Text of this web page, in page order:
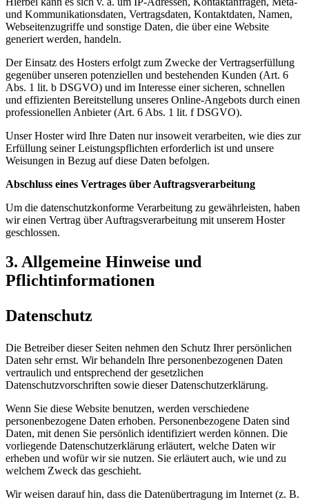
und Kommunikationsdaten, Vertragsdaten, Kontaktdaten, Namen,
Webseitenzugriffe und sonstige Daten, die über eine Website
generiert werden, handeln.
Der Einsatz des Hosters erfolgt zum Zwecke der Vertragserfüllung
gegenüber unseren potenziellen und bestehenden Kunden (Art. 6
Abs. 1 lit. b DSGVO) und im Interesse einer sicheren, schnellen
und effizienten Bereitstellung unseres Online-Angebots durch einen
professionellen Anbieter (Art. 6 Abs. 1 lit. f DSGVO).
Unser Hoster wird Ihre Daten nur insoweit verarbeiten, wie dies zur
Erfüllung seiner Leistungspflichten erforderlich ist und unsere
Weisungen in Bezug auf diese Daten befolgen.
Abschluss eines Vertrages über Auftragsverarbeitung
Um die datenschutzkonforme Verarbeitung zu gewährleisten, haben
wir einen Vertrag über Auftragsverarbeitung mit unserem Hoster
geschlossen.
3. Allgemeine Hinweise und
Pflichtinformationen
Datenschutz
Die Betreiber dieser Seiten nehmen den Schutz Ihrer persönlichen
Daten sehr ernst. Wir behandeln Ihre personenbezogenen Daten
vertraulich und entsprechend der gesetzlichen
Datenschutzvorschriften sowie dieser Datenschutzerklärung.
Wenn Sie diese Website benutzen, werden verschiedene
personenbezogene Daten erhoben. Personenbezogene Daten sind
Daten, mit denen Sie persönlich identifiziert werden können. Die
vorliegende Datenschutzerklärung erläutert, welche Daten wir
erheben und wofür wir sie nutzen. Sie erläutert auch, wie und zu
welchem Zweck das geschieht.
Wir weisen darauf hin, dass die Datenübertragung im Internet (z. B.